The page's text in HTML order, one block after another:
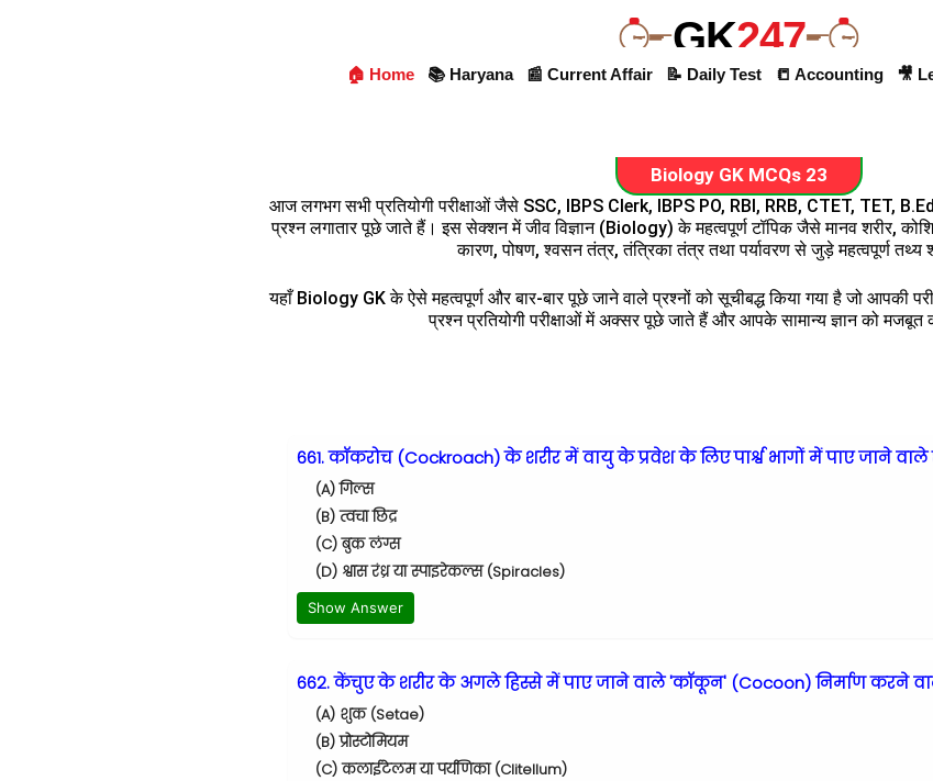
GK247
🏠 Home 📚 Haryana 📰 Current Affair 📝 Daily Test 📒 Accounting 🎥
Biology GK MCQs 23
आज लगभग सभी प्रतियोगी परीक्षाओं जैसे SSC, IBPS Clerk, IBPS PO, RBI, RRB, CTET, TET,
प्रश्न लगातार पूछे जाते हैं। इस सेक्शन में जीव विज्ञान (Biology) के महत्वपूर्ण टॉपिक जैसे मानव शरीर,
कारण, पोषण, श्वसन तंत्र, तंत्रिका तंत्र तथा पर्यावरण से जुड़े महत्वपूर्ण तथ्य
यहाँ Biology GK के ऐसे महत्वपूर्ण और बार-बार पूछे जाने वाले प्रश्नों को सूचीबद्ध किया गया है जो आपकी
प्रश्न प्रतियोगी परीक्षाओं में अक्सर पूछे जाते हैं और आपके सामान्य ज्ञान को
661. कॉकरोच (Cockroach) के शरीर में वायु के प्रवेश के लिए पार्श्व भागों में पाए जाने
(A) गिल्स
(B) त्वचा छिद्र
(C) बुक लंग्स
(D) श्वास रंध्र या स्पाइरेकल्स (Spiracles)
Show Answer
662. केंचुए के शरीर के अगले हिस्से में पाए जाने वाले 'कॉकून' (Cocoon) निर्माण करने
(A) शुक (Setae)
(B) प्रोस्टोमियम
(C) कलाईटेलम या पर्यणिका (Clitellum)